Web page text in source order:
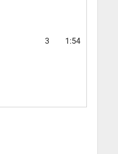
3 1:54